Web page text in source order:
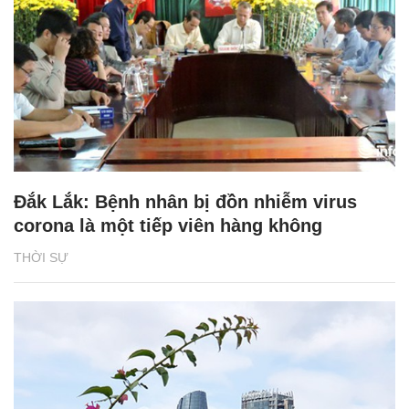
THỜI SỰ
Đắk Lắk: Bệnh nhân bị đồn nhiễm virus
corona là một tiếp viên hàng không